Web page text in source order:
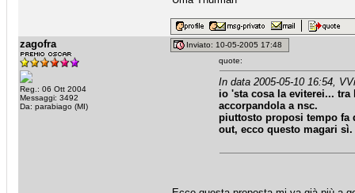
zagofra
Reg.: 06 Ott 2004
Messaggi: 3492
Da: parabiago (MI)
Inviato: 10-05-2005 17:48
quote:
In data 2005-05-10 16:54,
io 'sta cosa la eviterei...
accorpandola a nsc.
piuttosto proposi tempo fa
out, ecco questo magari sì.